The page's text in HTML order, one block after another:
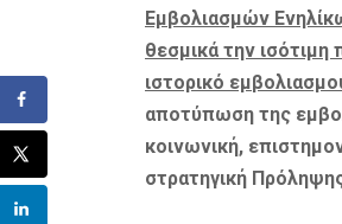
Εμβολιασμών
θεσμικά την
ιστορικό
αποτύπωση της
κοινωνική,
στρατηγική